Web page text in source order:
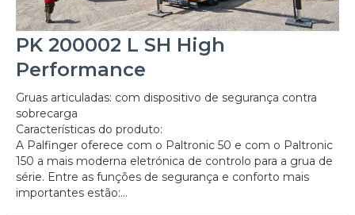
PK 200002 L SH High
Performance
Gruas articuladas: com dispositivo de segurança contra
sobrecarga
Características do produto:
A Palfinger oferece com o Paltronic 50 e com o Paltronic
150 a mais moderna eletrónica de controlo para a grua de
série. Entre as funções de segurança e conforto mais
importantes estão:...